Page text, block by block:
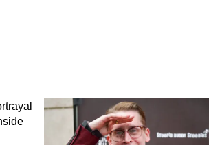
'ডাইনোসর' (Dinosaur) এবং
বিক্রি ও সরবরাহ
হয়েছে।